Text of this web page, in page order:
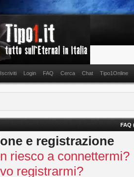
Iscriviti Login FAQ Cerca Chat Tipo1Online
FAQ
e registrazione
riesco a connettermi?
registrarmi?